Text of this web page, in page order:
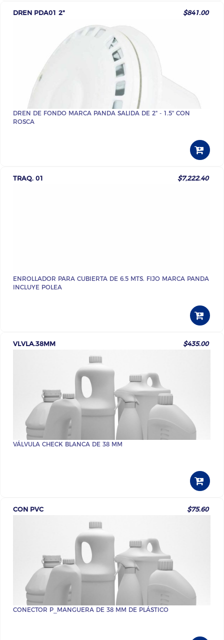
DREN PDA01 2" $841.00
DREN DE FONDO MARCA PANDA SALIDA DE 2" - 1.5" CON
ROSCA
TRAQ. 01 $7,222.40
ENROLLADOR PARA CUBIERTA DE 6.5 MTS. FIJO MARCA PANDA
INCLUYE POLEA
VLVLA.38MM $435.00
VÁLVULA CHECK BLANCA DE 38 MM
CON PVC $75.60
CONECTOR P_MANGUERA DE 38 MM DE PLÁSTICO